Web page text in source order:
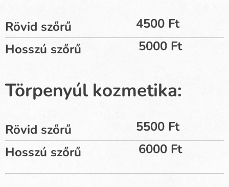
Rövid szőrű
4500 Ft
Hosszú szőrű
5000 Ft
Törpenyúl kozmetika:
Rövid szőrű
5500 Ft
Hosszú szőrű
6000 Ft